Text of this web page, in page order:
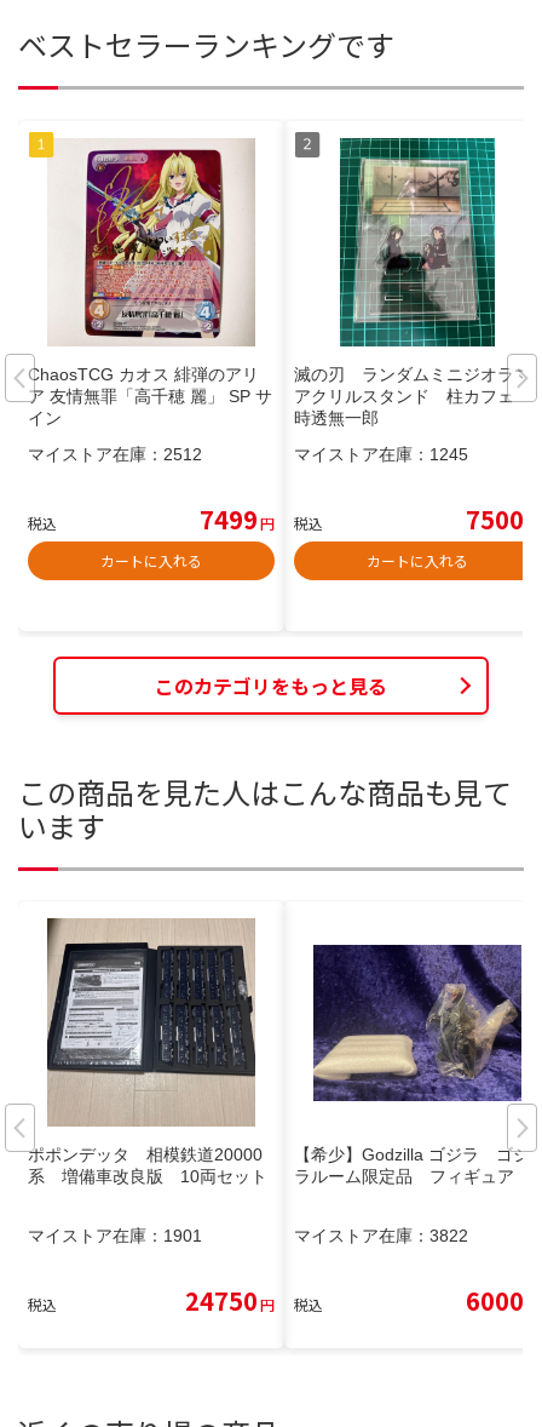
ベストセラーランキングです
ChaosTCG カオス 緋弾のアリ
ア 友情無罪「高千穂 麗」 SP サ
イン
マイストア在庫： 2512
税込 7499円
カートに入れる
滅の刃 ランダムミニジオラマ
アクリルスタンド 柱カフェ
時透無一郎
マイストア在庫： 1245
税込 7500
カートに入れる
このカテゴリをもっと見る
この商品を見た人はこんな商品も見て
います
ポポンデッタ 相模鉄道20000
系 増備車改良版 10両セット
マイストア在庫： 1901
税込 24750円
【希少】Godzilla ゴジラ ゴジ
ラルーム限定品 フィギュア
マイストア在庫： 3822
税込 6000